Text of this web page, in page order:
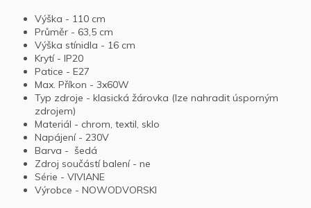
Výška - 110 cm
Průměr - 63,5 cm
Výška stínidla - 16 cm
Krytí - IP20
Patice - E27
Max. Příkon - 3x60W
Typ zdroje - klasická žárovka (lze nahradit úsporným
zdrojem)
Materiál - chrom, textil, sklo
Napájení - 230V
Barva - šedá
Zdroj součástí balení - ne
Série - VIVIANE
Výrobce - NOWODVORSKI